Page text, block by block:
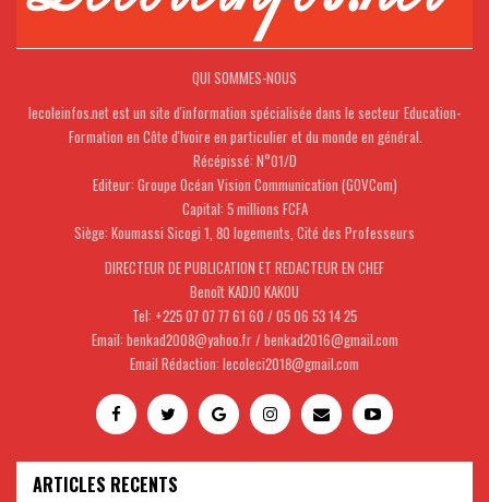
QUI SOMMES-NOUS
lecoleinfos.net est un site d'information spécialisée dans le secteur Education-
Formation en Côte d'Ivoire en particulier et du monde en général.
Récépissé: N°01/D
Editeur: Groupe Océan Vision Communication (GOVCom)
Capital: 5 millions FCFA
Siège: Koumassi Sicogi 1, 80 logements, Cité des Professeurs
DIRECTEUR DE PUBLICATION ET REDACTEUR EN CHEF
Benoît KADJO KAKOU
Tel: +225 07 07 77 61 60 / 05 06 53 14 25
Email: benkad2008@yahoo.fr / benkad2016@gmail.com
Email Rédaction: lecoleci2018@gmail.com
ARTICLES RECENTS